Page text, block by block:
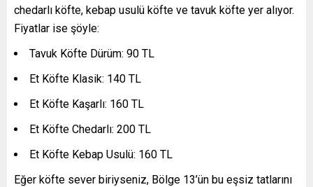
chedarlı köfte, kebap usulü köfte ve tavuk köfte yer alıyor.
Fiyatlar ise şöyle:
Tavuk Köfte Dürüm: 90 TL
Et Köfte Klasik: 140 TL
Et Köfte Kaşarlı: 160 TL
Et Köfte Chedarlı: 200 TL
Et Köfte Kebap Usulü: 160 TL
Eğer köfte sever biriyseniz, Bölge 13’ün bu eşsiz tatlarını